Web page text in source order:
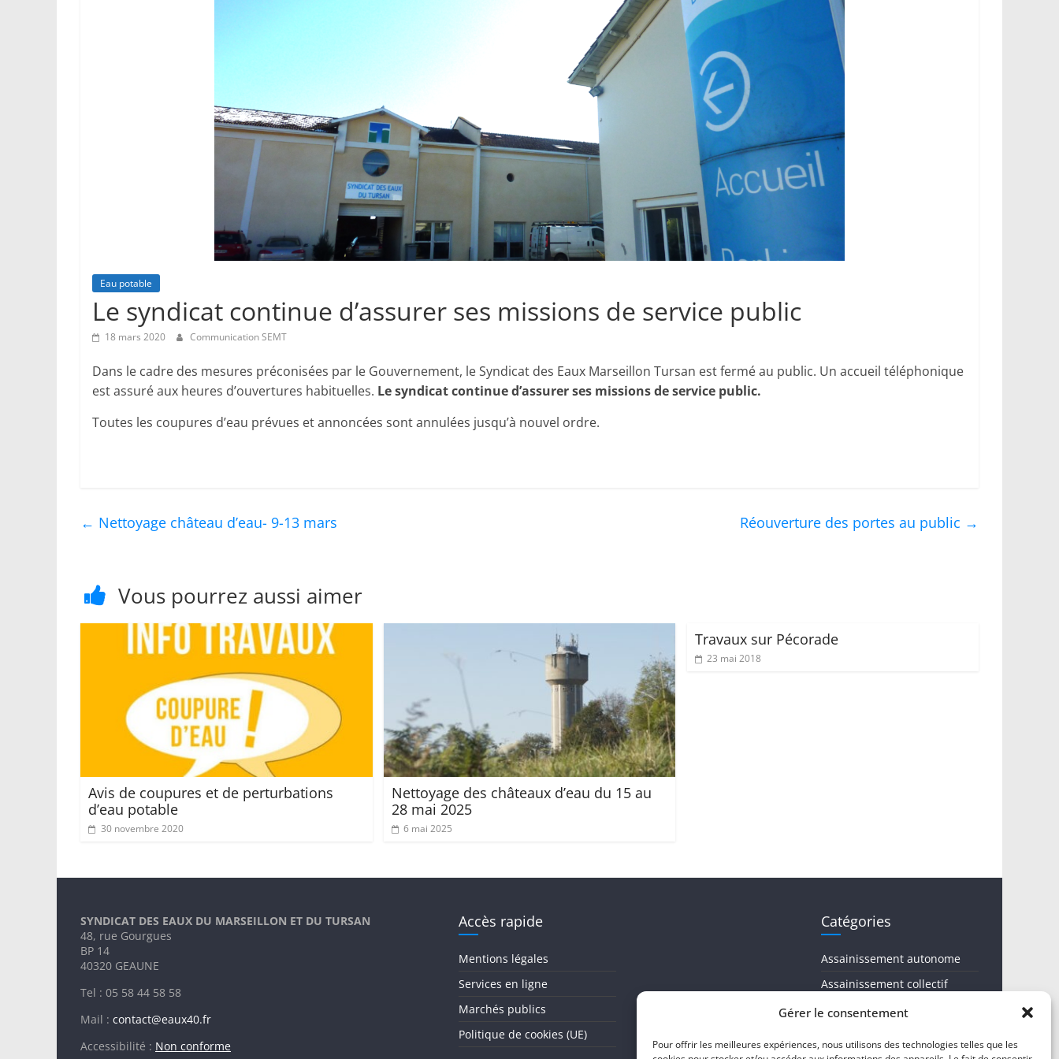
Gérer le consentement
Pour offrir les meilleures expériences, nous utilisons des technologies telles que les
Eau potable
Le syndicat continue d’assurer ses missions de service public
18 mars 2020 Communication SEMT
Dans le cadre des mesures préconisées par le Gouvernement, le Syndicat des Eaux Marseillon Tursan est fermé au public. Un accueil téléphonique
est assuré aux heures d’ouvertures habituelles. Le syndicat continue d’assurer ses missions de service public.
Toutes les coupures d’eau prévues et annoncées sont annulées jusqu’à nouvel ordre.
← Nettoyage château d’eau- 9-13 mars Réouverture des portes au public →
Vous pourrez aussi aimer
Avis de coupures et de perturbations
d’eau potable
30 novembre 2020
Nettoyage des châteaux d’eau du 15 au
28 mai 2025
6 mai 2025
Travaux sur Pécorade
23 mai 2018
SYNDICAT DES EAUX DU MARSEILLON ET DU TURSAN
48, rue Gourgues
BP 14
40320 GEAUNE
Tel : 05 58 44 58 58
Mail : contact@eaux40.fr
Accessibilité : Non conforme
Accès rapide
Mentions légales
Services en ligne
Marchés publics
Politique de cookies (UE)
Catégories
Assainissement autonome
Assainissement collectif
Comité syndical